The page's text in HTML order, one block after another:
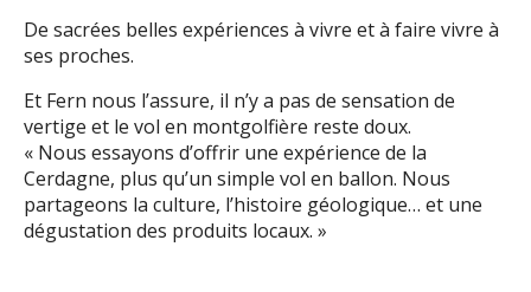
De sacrées belles expériences à vivre et à faire vivre à
ses proches.
Et Fern nous l’assure, il n’y a pas de sensation de
vertige et le vol en montgolfière reste doux.
« Nous essayons d’offrir une expérience de la
Cerdagne, plus qu’un simple vol en ballon. Nous
partageons la culture, l’histoire géologique… et une
dégustation des produits locaux. »